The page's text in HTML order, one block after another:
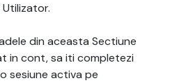
din aceasta Sectiune
in cont, sa iti completezi
sesiune activa pe